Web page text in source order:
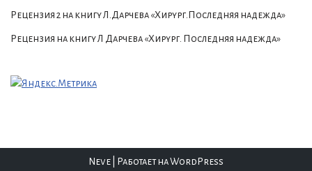
Рецензия 2 на книгу Л.Дарчева «Хирург.Последняя надежда»
Рецензия на книгу Л Дарчева «Хирург. Последняя надежда»
Neve | Работает наWordPress